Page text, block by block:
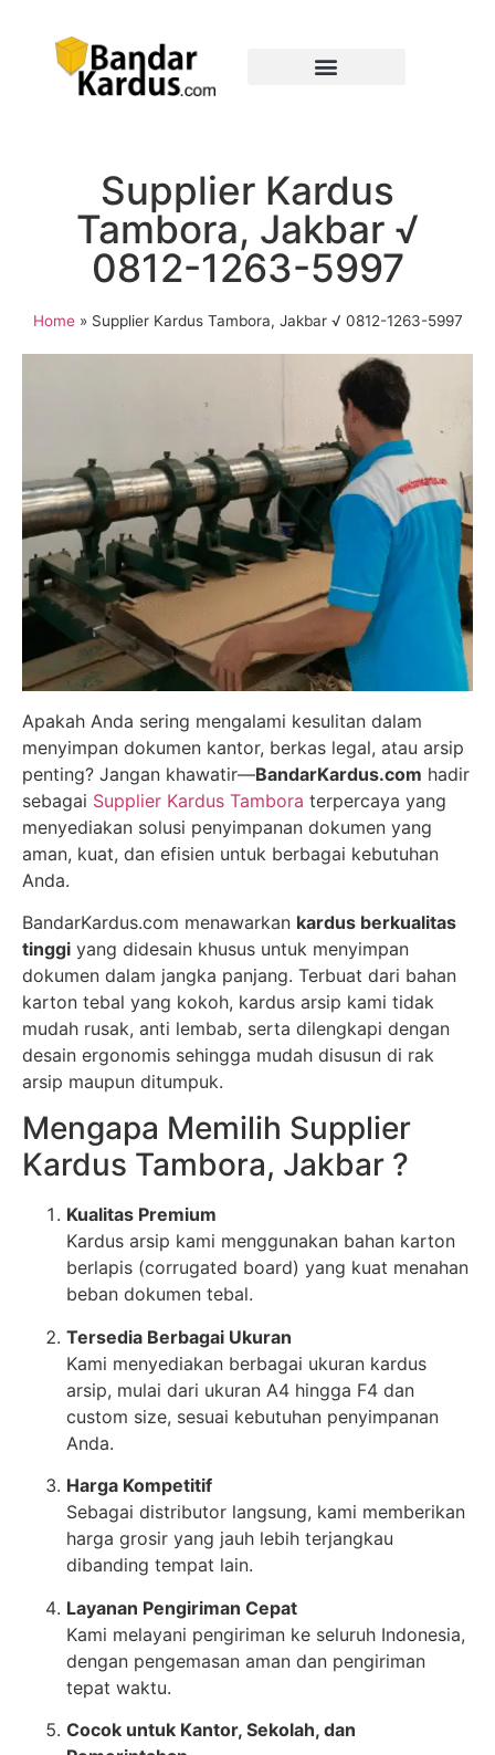
Supplier Kardus
Tambora, Jakbar √
0812-1263-5997
Home» Supplier Kardus Tambora, Jakbar √ 0812-1263-5997
Apakah Anda sering mengalami kesulitan dalam
menyimpan dokumen kantor, berkas legal, atau arsip
penting? Jangan khawatir—BandarKardus.com hadir
sebagai Supplier Kardus Tambora terpercaya yang
menyediakan solusi penyimpanan dokumen yang
aman, kuat, dan efisien untuk berbagai kebutuhan
Anda.
BandarKardus.com menawarkan kardus berkualitas
tinggi yang didesain khusus untuk menyimpan
dokumen dalam jangka panjang. Terbuat dari bahan
karton tebal yang kokoh, kardus arsip kami tidak
mudah rusak, anti lembab, serta dilengkapi dengan
desain ergonomis sehingga mudah disusun di rak
arsip maupun ditumpuk.
Mengapa Memilih Supplier
Kardus Tambora, Jakbar ?
Kualitas Premium
Kardus arsip kami menggunakan bahan karton
berlapis (corrugated board) yang kuat menahan
beban dokumen tebal.
Tersedia Berbagai Ukuran
Kami menyediakan berbagai ukuran kardus
arsip, mulai dari ukuran A4 hingga F4 dan
custom size, sesuai kebutuhan penyimpanan
Anda.
Harga Kompetitif
Sebagai distributor langsung, kami memberikan
harga grosir yang jauh lebih terjangkau
dibanding tempat lain.
Layanan Pengiriman Cepat
Kami melayani pengiriman ke seluruh Indonesia,
dengan pengemasan aman dan pengiriman
tepat waktu.
Cocok untuk Kantor, Sekolah, dan